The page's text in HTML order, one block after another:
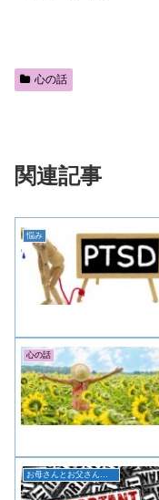
心の話
関連記事
悩み
心の話
お母さんとお父さんの子育て塾